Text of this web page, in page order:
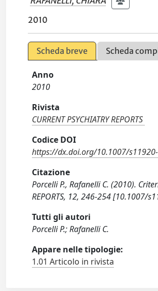
2010
Scheda breve Scheda
Anno
2010
Rivista
CURRENT PSYCHIATRY REPORTS
Codice DOI
https://dx.doi.org/10.1007/
Citazione
Porcelli P., Rafanelli C. (2010).
REPORTS, 12, 246-254 [10.1007/
Tutti gli autori
Porcelli P.; Rafanelli C.
Appare nelle tipologie:
1.01 Articolo in rivista